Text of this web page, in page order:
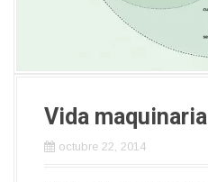
Vida maquinaria
octubre 22, 2014